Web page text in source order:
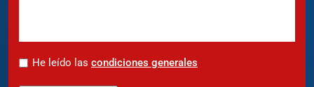
* He leído las condiciones generales